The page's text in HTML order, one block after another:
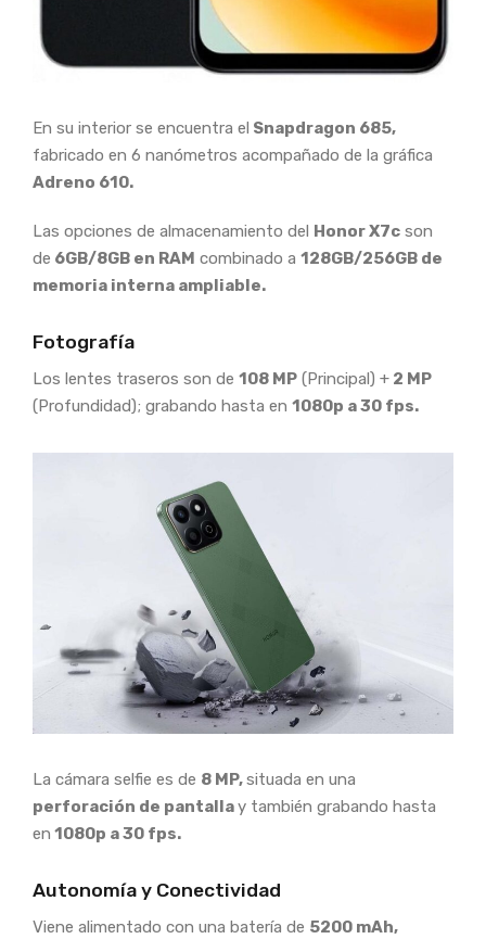
En su interior se encuentra el Snapdragon 685,
fabricado en 6 nanómetros acompañado de la gráfica
Adreno 610.
Las opciones de almacenamiento del Honor X7c son
de 6GB/8GB en RAM combinado a 128GB/256GB de
memoria interna ampliable.
Fotografía
Los lentes traseros son de 108 MP (Principal) + 2 MP
(Profundidad); grabando hasta en 1080p a 30 fps.
La cámara selfie es de 8 MP,situada en una
perforación de pantallay también grabando hasta
en 1080p a 30 fps.
Autonomía y Conectividad
Viene alimentado con una batería de 5200 mAh,